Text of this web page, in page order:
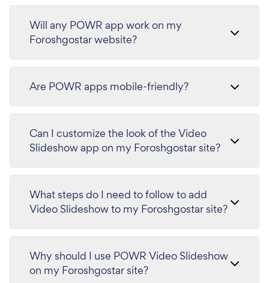
Will any POWR app work on my
Foroshgostar website?
Are POWR apps mobile-friendly?
Can I customize the look of the Video
Slideshow app on my Foroshgostar site?
What steps do I need to follow to add
Video Slideshow to my Foroshgostar site?
Why should I use POWR Video Slideshow
on my Foroshgostar site?